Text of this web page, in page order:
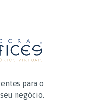
para o
negócio.